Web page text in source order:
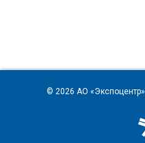
© 2026 АО «Экспоцентр»